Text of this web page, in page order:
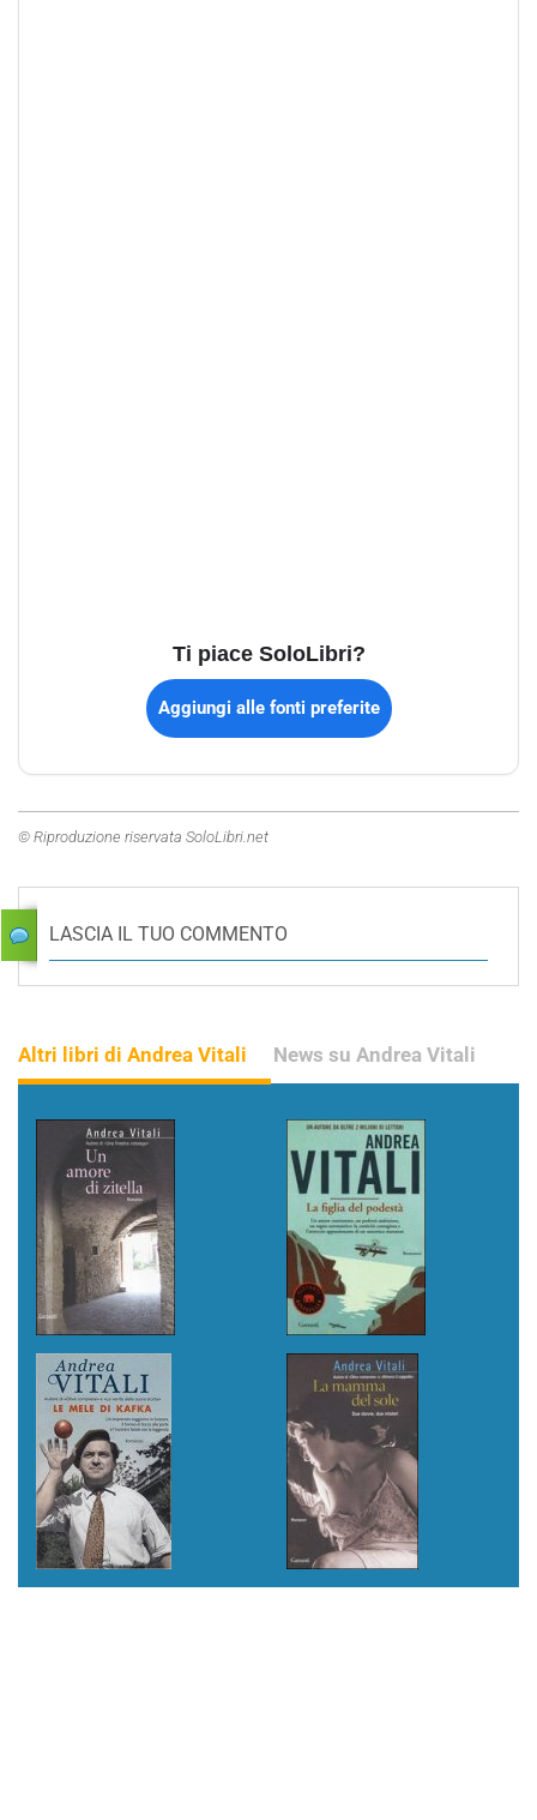
Ti piace SoloLibri?
Aggiungi alle fonti preferite
© Riproduzione riservata SoloLibri.net
LASCIA IL TUO COMMENTO
Altri libri di Andrea Vitali News su Andrea Vitali